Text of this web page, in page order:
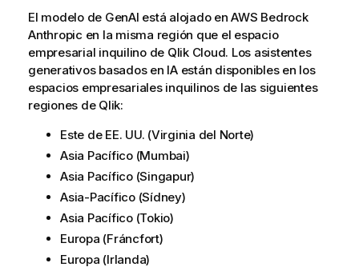
El modelo de GenAI está alojado en AWS Bedrock
Anthropic en la misma región que el espacio
empresarial inquilino de Qlik Cloud. Los asistentes
generativos basados en IA están disponibles en los
espacios empresariales inquilinos de las siguientes
regiones de Qlik:
Este de EE. UU. (Virginia del Norte)
Asia Pacífico (Mumbai)
Asia Pacífico (Singapur)
Asia-Pacífico (Sídney)
Asia Pacífico (Tokio)
Europa (Fráncfort)
Europa (Irlanda)